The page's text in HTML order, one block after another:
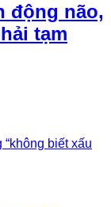
động não,
tạm
biết xấu